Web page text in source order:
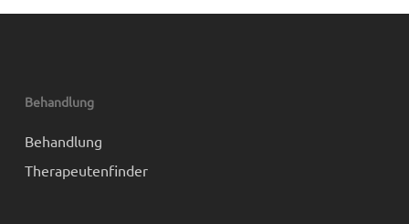
Behandlung
Behandlung
Therapeutenfinder